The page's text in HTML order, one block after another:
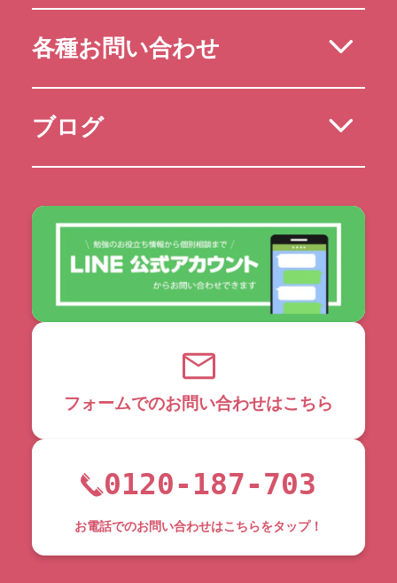
各種お問い合わせ
ブログ
フォームでのお問い合わせはこちら
0120-187-703
お電話でのお問い合わせはこちらをタップ！